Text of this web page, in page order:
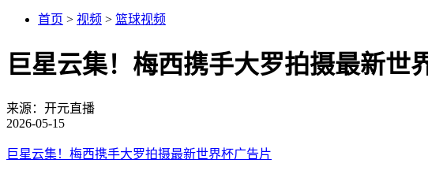
首页 > 视频 > 篮球视频
巨星云集！梅西携手大罗拍摄最新世
来源：开元直播
2026-05-15
巨星云集！梅西携手大罗拍摄最新世界杯广告片